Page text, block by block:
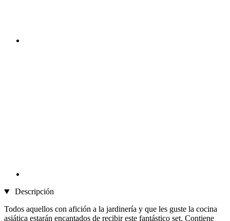
Descripción
Todos aquellos con afición a la jardinería y que les guste la cocina
asiática estarán encantados de recibir este fantástico set. Contiene